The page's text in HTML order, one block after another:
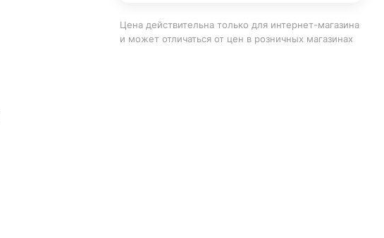
Цена действительна только для интернет-магазина
и может отличаться от цен в розничных магазинах